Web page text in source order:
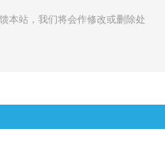
本站，我们将会作修改或删除处